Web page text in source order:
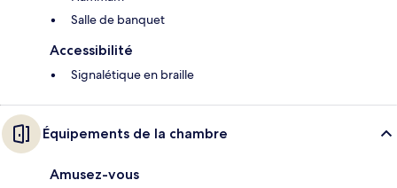
Salle de banquet
Accessibilité
Signalétique en braille
Équipements de la chambre
Amusez-vous